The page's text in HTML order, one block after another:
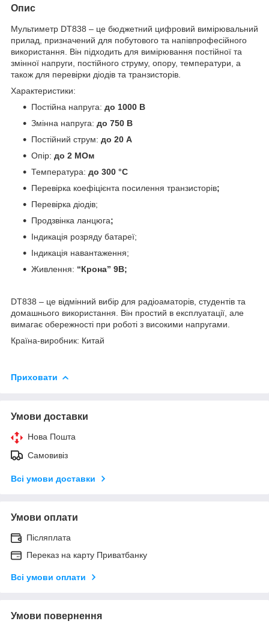
Опис
Мультиметр DT838 – це бюджетний цифровий вимірювальний
прилад, призначений для побутового та напівпрофесійного
використання. Він підходить для вимірювання постійної та
змінної напруги, постійного струму, опору, температури, а
також для перевірки діодів та транзисторів.
Характеристики:
Постійна напруга: до 1000 В
Змінна напруга: до 750 В
Постійний струм: до 20 А
Опір: до 2 МОм
Температура: до 300 °C
Перевірка коефіцієнта посилення транзисторів;
Перевірка діодів;
Продзвінка ланцюга;
Індикація розряду батареї;
Індикація навантаження;
Живлення: “Крона” 9В;
DT838 – це відмінний вибір для радіоаматорів, студентів та
домашнього використання. Він простий в експлуатації, але
вимагає обережності при роботі з високими напругами.
Країна-виробник: Китай
Приховати
Умови доставки
Нова Пошта
Самовивіз
Всі умови доставки
Умови оплати
Післяплата
Переказ на карту Приватбанку
Всі умови оплати
Умови повернення